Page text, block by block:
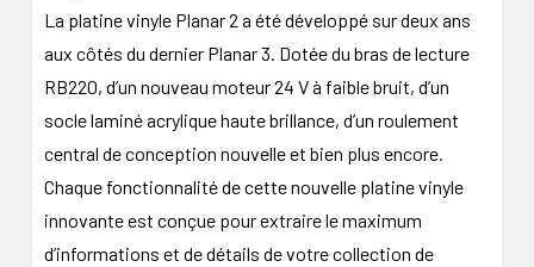
La platine vinyle Planar 2 a été développé sur deux ans
aux côtés du dernier Planar 3. Dotée du bras de lecture
RB220, d’un nouveau moteur 24 V à faible bruit, d’un
socle laminé acrylique haute brillance, d’un roulement
central de conception nouvelle et bien plus encore.
Chaque fonctionnalité de cette nouvelle platine vinyle
innovante est conçue pour extraire le maximum
d’informations et de détails de votre collection de